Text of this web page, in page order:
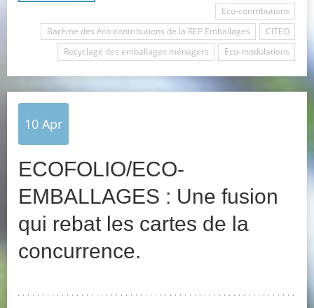
Eco-contributions
Barème des éco-contributions de la REP Emballages
CITEO
Recyclage des emballages ménagers
Eco-modulations
10 Apr
ECOFOLIO/ECO-
EMBALLAGES : Une fusion
qui rebat les cartes de la
concurrence.